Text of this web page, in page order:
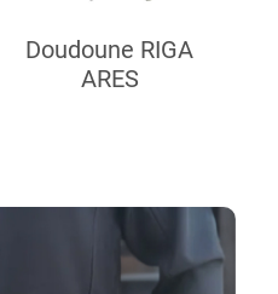
Doudoune RIGA
ARES